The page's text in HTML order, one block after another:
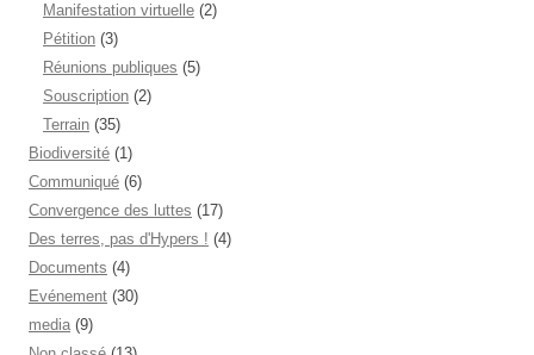
Manifestation virtuelle (2)
Pétition (3)
Réunions publiques (5)
Souscription (2)
Terrain (35)
Biodiversité (1)
Communiqué (6)
Convergence des luttes (17)
Des terres, pas d'Hypers ! (4)
Documents (4)
Evénement (30)
media (9)